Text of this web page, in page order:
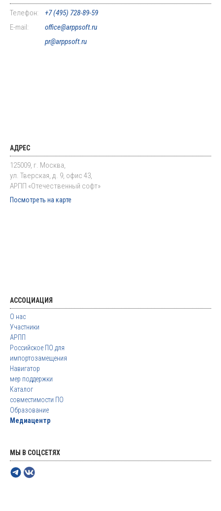
Телефон:
+7 (495) 728-89-59
E-mail:
office@arppsoft.ru
pr@arppsoft.ru
АДРЕС
125009, г. Москва,
ул. Тверская, д. 9, офис 43,
АРПП «Отечественный софт»
Посмотреть на карте
АССОЦИАЦИЯ
О нас
Участники
АРПП
Российское ПО для
импортозамещения
Навигатор
мер поддержки
Каталог
совместимости ПО
Образование
Медиацентр
МЫ В СОЦСЕТЯХ